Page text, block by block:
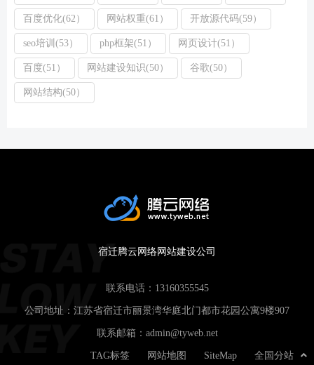
百度优化(62） 网站权重(61） 开放源代码(59）
seo培训(53） php框架(51） 网页设计(51）
百度(51） 网站建设知识(50） 谷歌(50）
网站结构(50）
宿迁腾云网络网站建设公司
联系电话： 13160355545
公司地址：江苏省宿迁市丽景湾华庭北门都市花园公寓9楼907
联系邮箱： admin@tyweb.net
全国分站
SiteMap
网站地图
TAG标签